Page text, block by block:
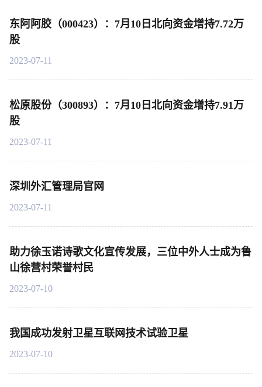
东阿阿胶（000423）：7月10日北向资金增持7.72万
股
2023-07-11
松原股份（300893）：7月10日北向资金增持7.91万
股
2023-07-11
深圳外汇管理局官网
2023-07-11
助力徐玉诺诗歌文化宣传发展，三位中外人士成为鲁
山徐营村荣誉村民
2023-07-10
我国成功发射卫星互联网技术试验卫星
2023-07-10